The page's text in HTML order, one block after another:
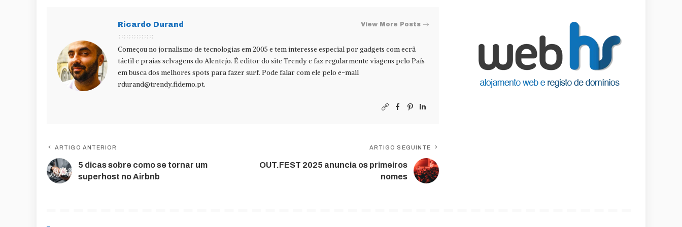
Ricardo Durand View More Posts
Começou no jornalismo de tecnologias em 2005 e tem interesse especial por gadgets com ecrã
táctil e praias selvagens do Alentejo. É editor do site Trendy e faz regularmente viagens pelo País
em busca dos melhores spots para fazer surf. Pode falar com ele pelo e-mail
rdurand@trendy.fidemo.pt.
ARTIGO ANTERIOR
5 dicas sobre como se tornar um
superhost no Airbnb
ARTIGO SEGUINTE
OUT.FEST 2025 anuncia os primeiros
nomes